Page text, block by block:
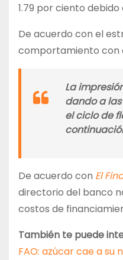
1.79 por ciento
De acuerdo con el
comportamiento con
La
dando a
el ciclo de
De acuerdo con El
directorio del banco
costos de
También te puede
FAO: azúcar cae a su